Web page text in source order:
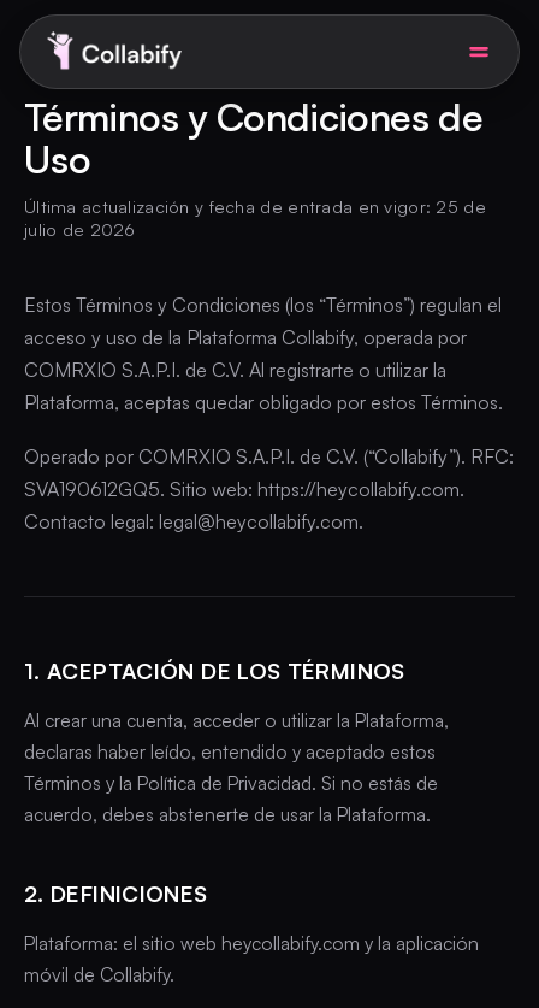
Términos y Condiciones de
Uso
Última actualización y fecha de entrada en vigor: 25 de
julio de 2026
Estos Términos y Condiciones (los “Términos”) regulan el
acceso y uso de la Plataforma Collabify, operada por
COMRXIO S.A.P.I. de C.V. Al registrarte o utilizar la
Plataforma, aceptas quedar obligado por estos Términos.
Operado por COMRXIO S.A.P.I. de C.V. (“Collabify”). RFC:
SVA190612GQ5. Sitio web: https://heycollabify.com.
Contacto legal: legal@heycollabify.com.
1. ACEPTACIÓN DE LOS TÉRMINOS
Al crear una cuenta, acceder o utilizar la Plataforma,
declaras haber leído, entendido y aceptado estos
Términos y la Política de Privacidad. Si no estás de
acuerdo, debes abstenerte de usar la Plataforma.
2. DEFINICIONES
Plataforma: el sitio web heycollabify.com y la aplicación
móvil de Collabify.
Soluciones para empresas
Precios
AI UGC Studio Nuevo
Soy creadora
ES Agendar demo